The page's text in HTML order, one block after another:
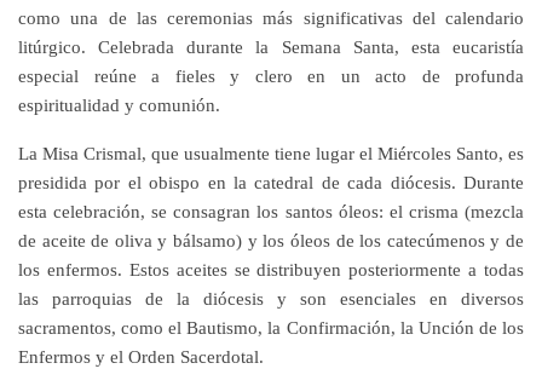
como una de las ceremonias más significativas del calendario
litúrgico. Celebrada durante la Semana Santa, esta eucaristía
especial reúne a fieles y clero en un acto de profunda
espiritualidad y comunión.
La Misa Crismal, que usualmente tiene lugar el Miércoles Santo, es
presidida por el obispo en la catedral de cada diócesis. Durante
esta celebración, se consagran los santos óleos: el crisma (mezcla
de aceite de oliva y bálsamo) y los óleos de los catecúmenos y de
los enfermos. Estos aceites se distribuyen posteriormente a todas
las parroquias de la diócesis y son esenciales en diversos
sacramentos, como el Bautismo, la Confirmación, la Unción de los
Enfermos y el Orden Sacerdotal.